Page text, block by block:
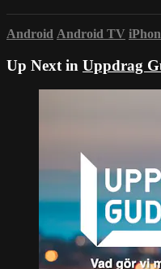
Android Android TV
Up Next in Uppdrag